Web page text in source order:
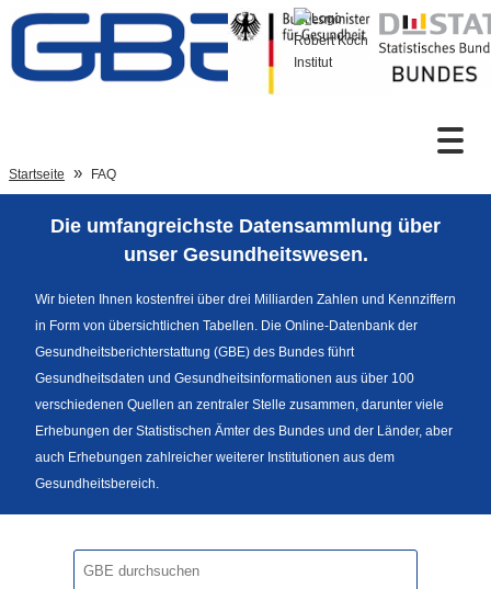
Zum Inhalt
Sprachumschaltung
Fußzeile
Startseite FAQ
Die umfangreichste Datensammlung über
unser Gesundheitswesen.
Wir bieten Ihnen kostenfrei über drei Milliarden Zahlen und Kennziffern
in Form von übersichtlichen Tabellen. Die Online-Datenbank der
Gesundheitsberichterstattung (GBE) des Bundes führt
Gesundheitsdaten und Gesundheitsinformationen aus über 100
verschiedenen Quellen an zentraler Stelle zusammen, darunter viele
Erhebungen der Statistischen Ämter des Bundes und der Länder, aber
auch Erhebungen zahlreicher weiterer Institutionen aus dem
Gesundheitsbereich.